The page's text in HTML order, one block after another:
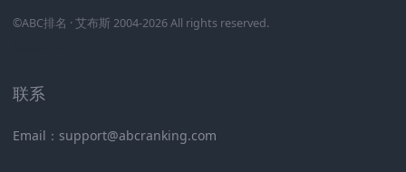
©ABC排名 · 艾布斯 2004-2026 All rights reserved.
联系
Email：support@abcranking.com